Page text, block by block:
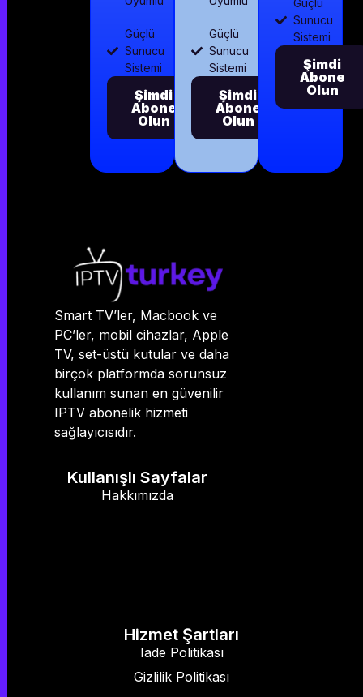
Güçlü
Sunucu
Sistemi
Şimdi
Abone
Olun
Güçlü
Sunucu
Sistemi
Şimdi
Abone
Olun
Güçlü
Sunucu
Sistemi
Şimdi
Abone
Olun
Smart TV’ler, Macbook ve
PC’ler, mobil cihazlar, Apple
TV, set-üstü kutular ve daha
birçok platformda sorunsuz
kullanım sunan en güvenilir
IPTV abonelik hizmeti
sağlayıcısıdır.
Kullanışlı Sayfalar
Hakkımızda
Hizmet Şartları
Iade Politikası
Gizlilik Politikası